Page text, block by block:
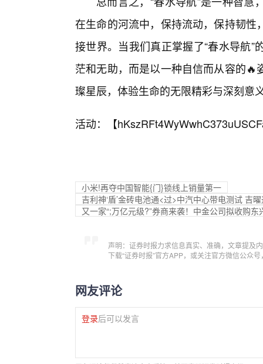
在生命的河流中，保持流动，保持韧
接世界。当我们真正掌握了“春水导航
茫和无助，而是以一种自信而从容的
璨星辰，体验生命的无限精彩与深刻意
活动：【
小米!再夺中国智能{门}锁线上销量第一
吉利神‘盾’金砖电池通<过>中汽中心带电测试 吉
又一家“;万亿元级?”券商来袭！中金公司拟收购
声明：证券时报力求信息真实、准确，文章提及
下载“证券时报”官方APP，或关注官方微信公众
网友评论
登录后可以发言